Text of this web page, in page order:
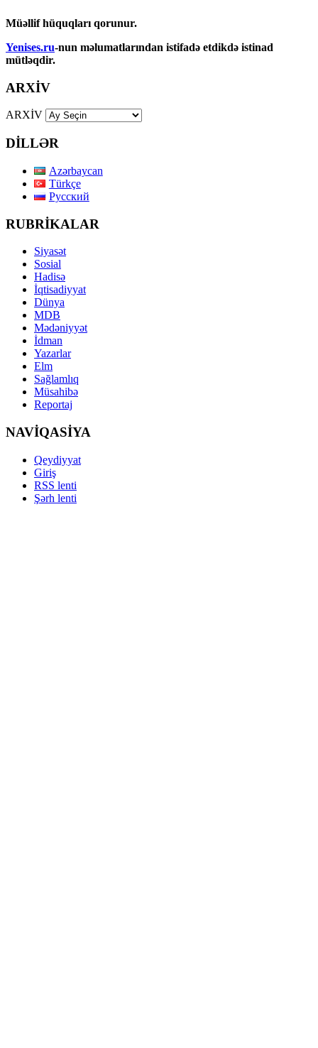
Müəllif hüquqları qorunur.
Yenises.ru-nun məlumatlarından istifadə etdikdə istinad
mütləqdir.
ARXİV
ARXİV
DİLLƏR
Azərbaycan
Türkçe
Русский
RUBRİKALAR
Siyasət
Sosial
Hadisə
İqtisadiyyat
Dünya
MDB
Mədəniyyət
İdman
Yazarlar
Elm
Sağlamlıq
Müsahibə
Reportaj
NAVİQASİYA
Qeydiyyat
Giriş
RSS lenti
Şərh lenti